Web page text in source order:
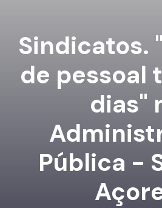
Sindicatos.
de pessoal
dias"
Pública -